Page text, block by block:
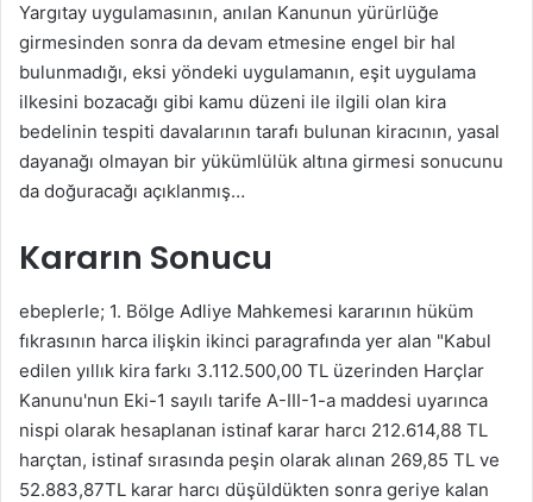
Yargıtay uygulamasının, anılan Kanunun yürürlüğe
girmesinden sonra da devam etmesine engel bir hal
bulunmadığı, eksi yöndeki uygulamanın, eşit uygulama
ilkesini bozacağı gibi kamu düzeni ile ilgili olan kira
bedelinin tespiti davalarının tarafı bulunan kiracının, yasal
dayanağı olmayan bir yükümlülük altına girmesi sonucunu
da doğuracağı açıklanmış…
Kararın Sonucu
ebeplerle; 1. Bölge Adliye Mahkemesi kararının hüküm
fıkrasının harca ilişkin ikinci paragrafında yer alan "Kabul
edilen yıllık kira farkı 3.112.500,00 TL üzerinden Harçlar
Kanunu'nun Eki-1 sayılı tarife A-III-1-a maddesi uyarınca
nispi olarak hesaplanan istinaf karar harcı 212.614,88 TL
harçtan, istinaf sırasında peşin olarak alınan 269,85 TL ve
52.883,87TL karar harcı düşüldükten sonra geriye kalan